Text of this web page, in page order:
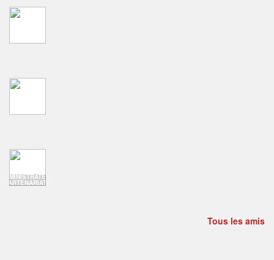
ADMINISTRATEUR
PARTENARIATS
Tous les amis